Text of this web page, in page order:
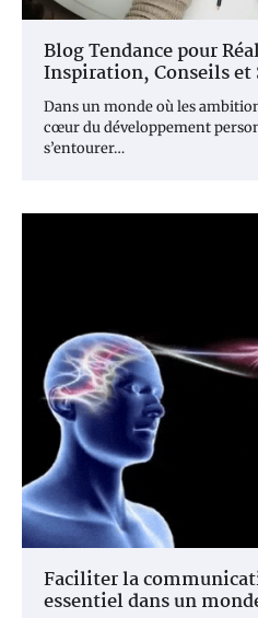
Blog Tendance pour
Inspiration, Conseils et
Dans un monde où les
cœur du développement
s’entourer…
Faciliter la
essentiel dans un